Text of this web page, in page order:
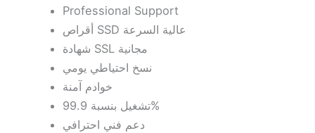
Professional Support
أقراص SSD عالية السرعة
شهادة SSL مجانية
نسخ احتياطي يومي
خوادم آمنة
تشغيل بنسبة 99.9%
دعم فني احترافي